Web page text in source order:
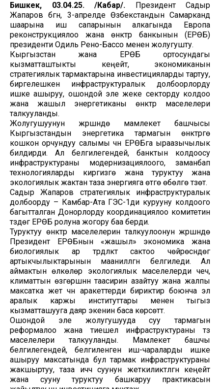
Бишкек, 03.04.25. /Кабар/. Президент Садыр
Жапаров бүгүн, 3-апрелде Өзбекстандын Самарканд
шаарына иш сапарынын алкагында Европа
реконструкциялоо жана өнүктүрүү банкынын (ЕРӨБ)
президенти Одиль Рено-Бассо менен жолугушту.
Кыргызстан жана ЕРӨБ ортосундагы
кызматташтыкты кеңейтүү, экономиканын
стратегиялык тармактарына инвестицияларды тартуу,
биргелешкен инфраструктуралык долбоорлорду
ишке ашыруу, ошондой эле жеке секторду колдоо
жана жашыл энергетиканы өнүктүрүү маселелери
талкууланды.
Жолугушуунун жүрүшүндө мамлекет башчысы
Кыргызстандын энергетика тармагын өнүктүрүүгө
кошкон орчундуу салымы үчүн ЕРӨБга ыраазычылык
билдирди. Ал белгилегендей, банктын колдоосу
инфраструктураны модернизациялоого, заманбап
технологияларды киргизүүгө жана туруктуу жана
экологиялык жактан таза энергияга өтүүгө өбөлгө түзөт.
Садыр Жапаров стратегиялык инфраструктуралык
долбоорду – Камбар-Ата ГЭС-1ди курууну колдоого
багытталган Донорлорду координациялоо комитетин
түзүүдөгү ЕРӨБ ролуна жогору баа берди.
Туруктуу өнүктүрүү маселелерин талкуулоонун жүрүшүндө
Президент ЕРӨБнын «жашыл» экономика жана
биологиялык ар түрдүүлүктү сактоо чөйрөсүндөгү
артыкчылыктарынын маанилүүлүгүн белгиледи. Ал
аймактын өлкөлөрү экологиялык маселелерди чечүү,
климаттын өзгөрүшүнүн таасирин азайтуу жана жалпы
максатка жетүү үчүн аракеттерди бириктирүү боюнча эл
аралык каржы институттары менен тыгыз
кызматташууга даяр экенин баса көрсөттү.
Ошондой эле жолугушууда суу тармагын
реформалоо жана тиешелүү инфраструктураны түзүү
маселелери талкууланды. Мамлекет башчы
белгилегендей, белгиленген иш-чараларды ишке
ашыруу максатында бул тармак инфраструктураны
жакшыртуу, таза ичүүчү суунун жеткиликтүүлүгүн кеңейтүү
жана сууну туруктуу башкаруу практикасын